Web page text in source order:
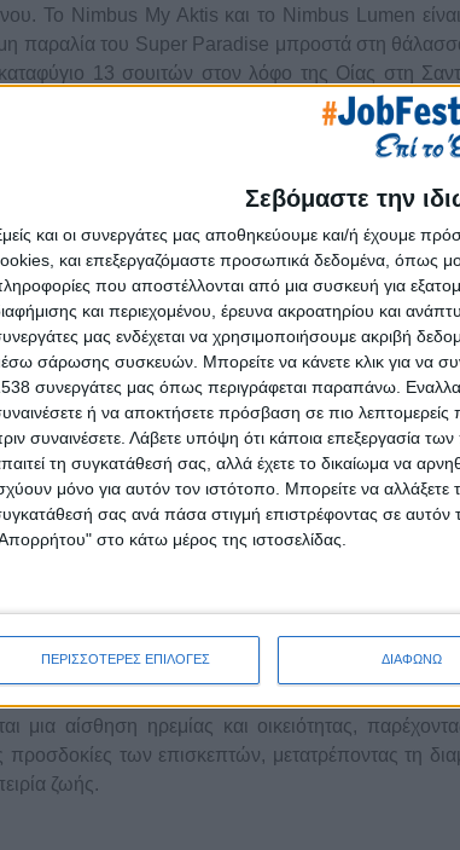
Σεβόμαστε την
και οι συνεργάτες μας αποθηκεύουμε και/ή έχουμε
και επεξεργαζόμαστε προσωπικά δεδομένα, όπως
που αποστέλλονται από μια συσκευή για
και περιεχομένου, έρευνα ακροατηρίου και
μας ενδέχεται να χρησιμοποιήσουμε ακριβή
σάρωσης συσκευών. Μπορείτε να κάνετε κλικ για να
συνεργάτες μας όπως περιγράφεται παραπάνω.
ή να αποκτήσετε πρόσβαση σε πιο λεπτομερείς
συναινέσετε. Λάβετε υπόψη ότι κάποια επεξεργασία
τη συγκατάθεσή σας, αλλά έχετε το δικαίωμα να
μόνο για αυτόν τον ιστότοπο. Μπορείτε να αλλάξετε
σας ανά πάσα στιγμή επιστρέφοντας σε αυτόν
στο κάτω μέρος της ιστοσελίδας.
ΠΕΡΙΣΣΟΤΕΡΕΣ ΕΠΙΛΟΓΕΣ ΔΙΑΦΩΝΩ
Το Nimbus My Aktis και το Nimbus Lumen
παραλία του Super Paradise μπροστά στη
13 σουιτών στον λόφο της Οίας στη
της Οίας.
για την υψηλή αισθητική τους, ενώ
εμπειρίες.
& βασικές αρχές του ομίλου
διακόσμηση με κυρίαρχο στοιχείο το λευκό και το
την πολυτέλεια με την απλότητα
αλλά και ο άνθρωπος - στέλεχος του
μοναδικών προσωποποιημένων
στην κάθε λεπτομέρεια, αυτό είναι το όραμα
προσωπικό προσφέρει εγκάρδια φιλοξενία με
κανείς σε τόσο δημοφιλείς τουριστικούς
τους προσφέρουν ουσιαστικά στους
Μυκόνου και της Σαντορίνης. Αυτό σημαίνει
στους επισκέπτες σε ό,τι χρειαστεί για να
στο αεροδρόμιο ή στο λιμάνι, κράτηση σε κάποιο
μια αίσθηση ηρεμίας και οικειότητας,
των επισκεπτών, μετατρέποντας τη
ζωής.